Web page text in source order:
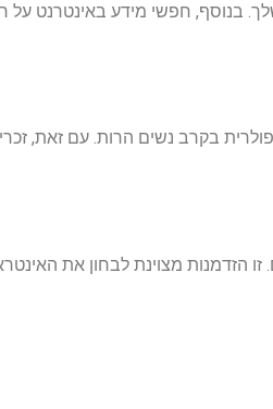
חפשי מידע באינטרנט על
בקרב נשים הרות. עם זאת,
מצוינת לבחון את